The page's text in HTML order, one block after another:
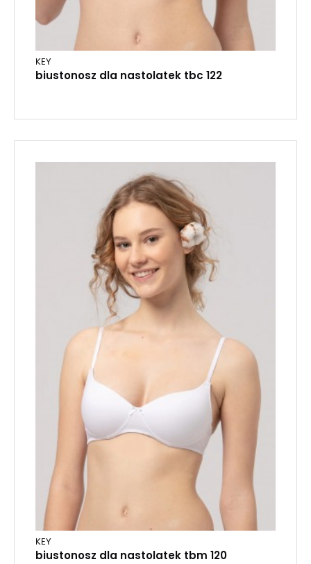
KEY
biustonosz dla nastolatek tbc 122
KEY
biustonosz dla nastolatek tbm 120